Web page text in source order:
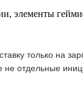
элементы
только на
не отдельные